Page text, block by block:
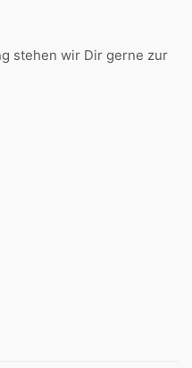
stehen wir Dir gerne zur